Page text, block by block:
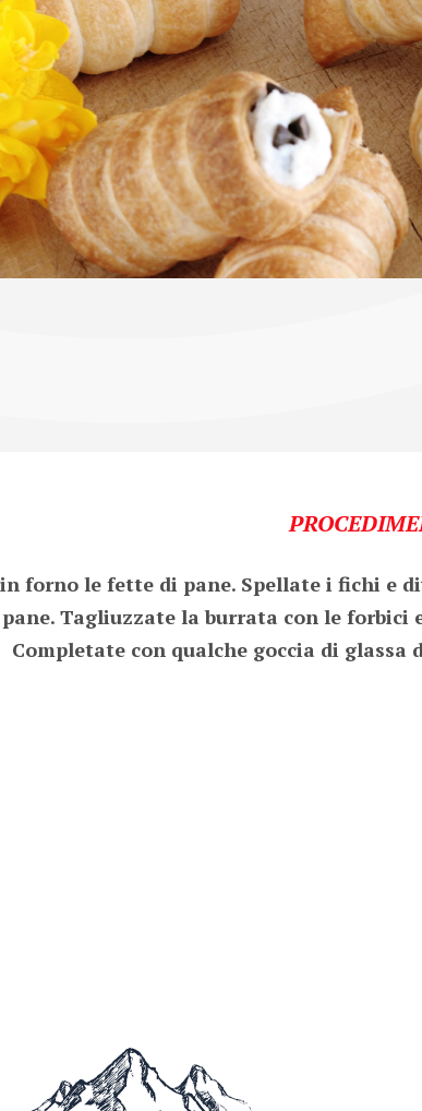
forno le fette di pane. Spellate i fichi e
Tagliuzzate la burrata con le forbici
Completate con qualche goccia di glassa